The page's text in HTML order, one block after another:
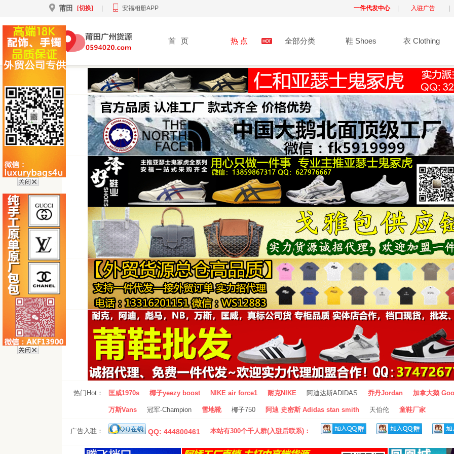
莆田 [切换] 安福相册APP 一件代发中心 入驻广告
首 页 热 点 全部分类 鞋 Shoes 衣 Clothing
热门Hot： 匡威1970s 椰子yeezy boost NIKE air force1 耐克NIKE 阿迪达斯ADIDAS 乔丹Jordan 加拿大鹅
万斯Vans 冠军-Champion 雪地靴 椰子750 阿迪 史密斯 Adidas stan smith 天伯伦 童鞋厂家
广告入驻： QQ: 444800461 本站有300个千人群(入驻后联系)：